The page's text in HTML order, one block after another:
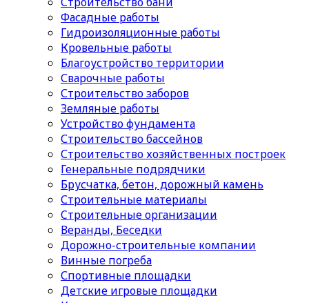
Фасадные работы
Гидроизоляционные работы
Кровельные работы
Благоустройство территории
Сварочные работы
Строительство заборов
Земляные работы
Устройство фундамента
Строительство бассейнов
Строительство хозяйственных построек
Генеральные подрядчики
Брусчатка, бетон, дорожный камень
Строительные материалы
Cтроительные организации
Веранды, Беседки
Дорожно-строительные компании
Винные погреба
Спортивные площадки
Детские игровые площадки